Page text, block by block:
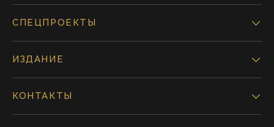
СПЕЦПРОЕКТЫ
ИЗДАНИЕ
КОНТАКТЫ